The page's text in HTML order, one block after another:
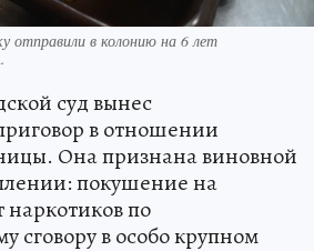
отправили в колонию на 6 лет
суд вынес
в отношении
Она признана виновной
покушение на
по
сговору в особо крупном